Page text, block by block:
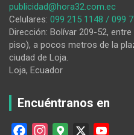
publicidad@hora32.com.ec
Celulares: 099 215 1148 / 099
Dirección: Bolívar 209-52,
piso), a pocos metros de la
ciudad de Loja.
Loja, Ecuador
Encuéntranos en